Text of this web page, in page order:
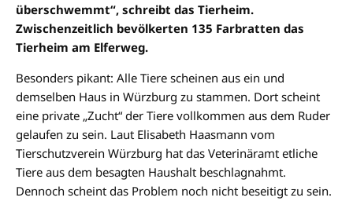
überschwemmt“, schreibt das Tierheim.
Zwischenzeitlich bevölkerten 135 Farbratten das
Tierheim am Elferweg.
Besonders pikant: Alle Tiere scheinen aus ein und
demselben Haus in Würzburg zu stammen. Dort scheint
eine private „Zucht“ der Tiere vollkommen aus dem Ruder
gelaufen zu sein. Laut Elisabeth Haasmann vom
Tierschutzverein Würzburg hat das Veterinäramt etliche
Tiere aus dem besagten Haushalt beschlagnahmt.
Dennoch scheint das Problem noch nicht beseitigt zu sein.